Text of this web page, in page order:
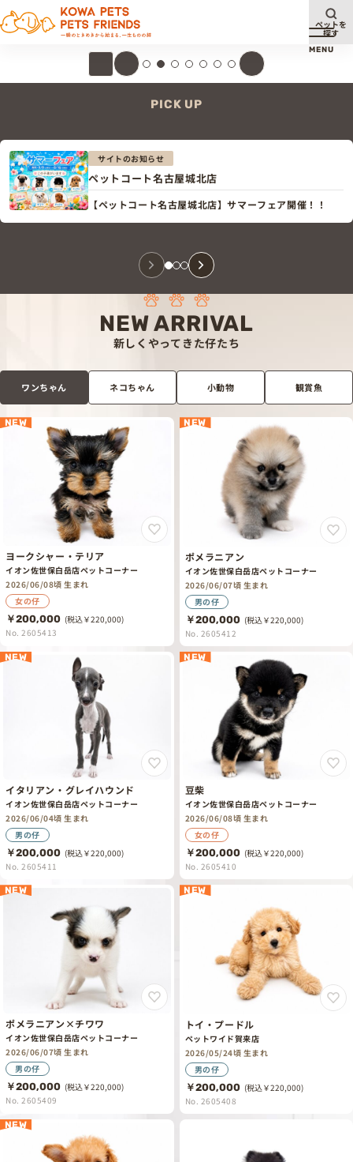
メニ
MENU
ペットを
探す
スライダーを再生・停止する
PICK UP
サイトのお知らせ
ペットコート名古屋城北店
【ペットコート名古屋城北店】サマーフェア開催！！
NEW ARRIVAL
新しくやってきた仔たち
ワンちゃん ネコちゃん 小動物 観賞魚
NEW
ヨークシャー・テリア
イオン佐世保白岳店ペットコーナー
2026/06/08頃 生まれ
女の仔
￥200,000 (税込￥220,000)
No. 2605413
NEW
ポメラニアン
イオン佐世保白岳店ペットコーナー
2026/06/07頃 生まれ
男の仔
￥200,000 (税込￥220,000)
No. 2605412
NEW
イタリアン・グレイハウンド
イオン佐世保白岳店ペットコーナー
2026/06/04頃 生まれ
男の仔
￥200,000 (税込￥220,000)
No. 2605411
NEW
豆柴
イオン佐世保白岳店ペットコーナー
2026/06/08頃 生まれ
女の仔
￥200,000 (税込￥220,000)
No. 2605410
NEW
ポメラニアン×チワワ
イオン佐世保白岳店ペットコーナー
2026/06/07頃 生まれ
男の仔
￥200,000 (税込￥220,000)
No. 2605409
NEW
トイ・プードル
ペットワイド賀来店
2026/05/24頃 生まれ
男の仔
￥200,000 (税込￥220,000)
No. 2605408
NEW